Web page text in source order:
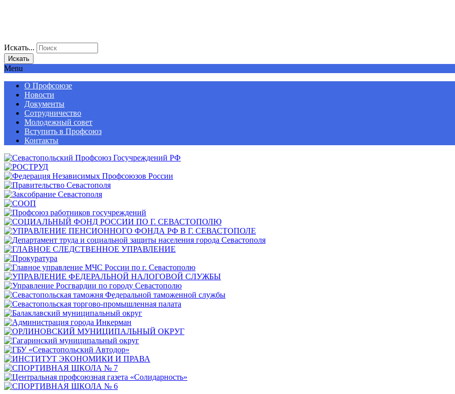
Искать...
Искать
Menu
О Профсоюзе
Новости
Документы
Сотрудничество
Молодежный совет
Вступить в Профсоюз
Контакты